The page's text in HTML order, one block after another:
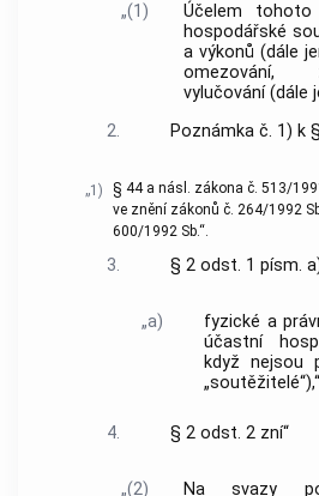
„(1)
Účelem
hospodářské
a výkonů (dále
omezování,
vylučování (dále
2.
Poznámka č. 1) k
„1)
§ 44 a násl. zákona č. 513/
ve znění zákonů č. 264/1992
600/1992 Sb.“.
3. § 2 odst. 1 písm.
„a)
fyzické a
účastní
když nejsou
4. § 2 odst. 2 zní“
„(2)
Na svazy